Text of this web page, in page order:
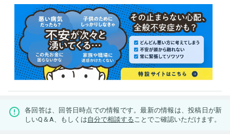
各回答は、回答日時点での情報です。最新の情報は、投稿日が新
しいQ＆A、もしくは自分で相談する ことでご確認いただけます。